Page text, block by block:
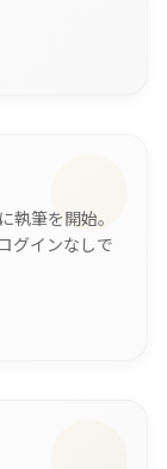
執筆を開始。
グインなしで